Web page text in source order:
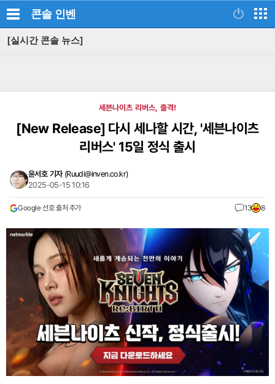
콘솔 인벤
[실시간 콘솔 뉴스]
세븐나이츠 리버스, 출격!
[New Release]다시 세나할 시간, '세븐나이츠
리버스' 15일 정식 출시
윤서호 기자 (Ruudi@inven.co.kr)
2025-05-15 10:16
Google 선호 출처 추가 13 8